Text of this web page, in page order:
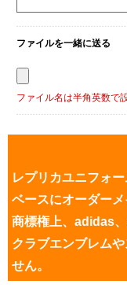
ファイルを一緒に送る
ファイル名は半角英数で
レプリカユニフォ
ベースにオーダーメ
商標権上、adidas
クラブエンブレム
せん。